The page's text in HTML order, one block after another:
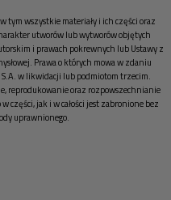
tym wszystkie materiały i ich części oraz
utworów lub wytworów objętych
i prawach pokrewnych lub Ustawy z
Prawa o których mowa w zdaniu
w likwidacji lub podmiotom trzecim.
reprodukowanie oraz rozpowszechnianie
części, jak i w całości jest zabronione bez
uprawnionego.